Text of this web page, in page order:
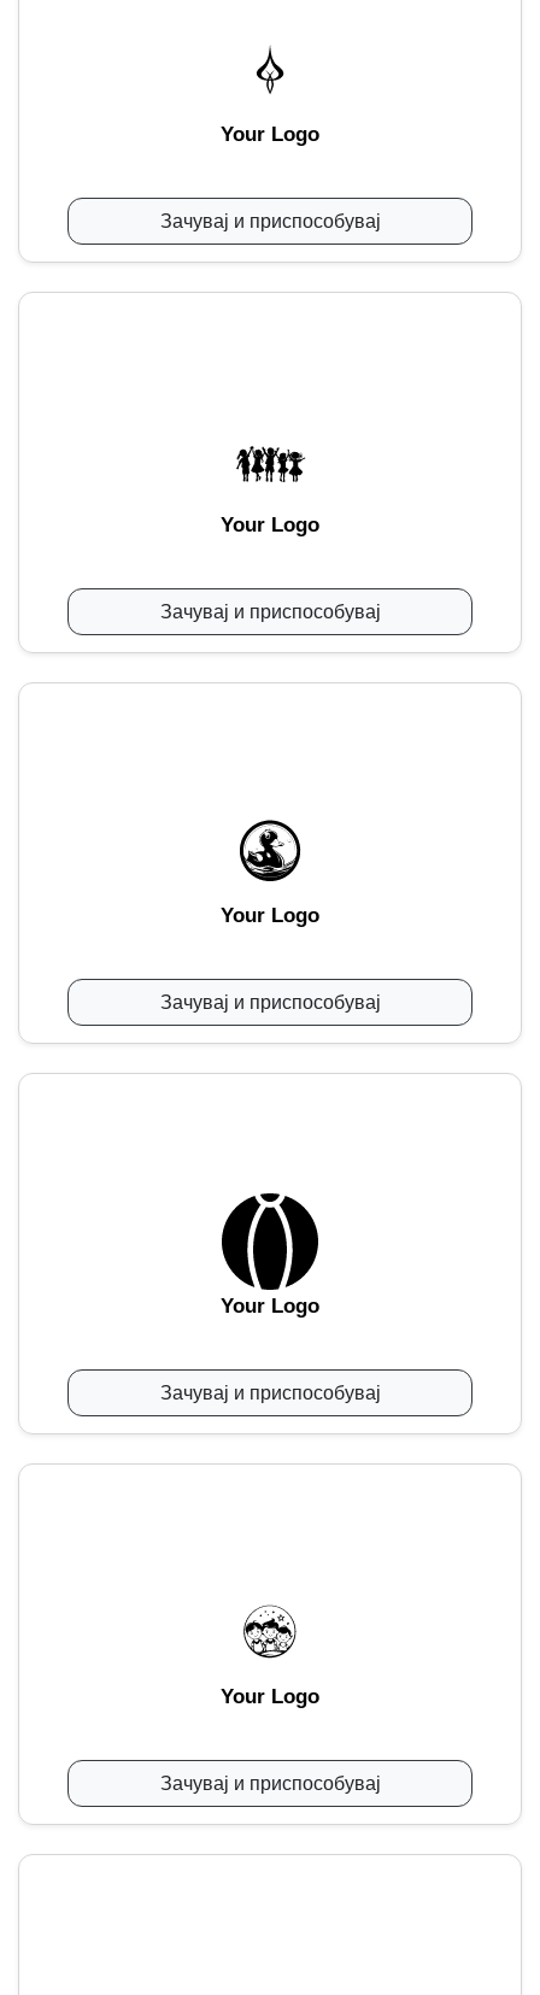
Your Logo
Зачувај и приспособувај
Your Logo
Зачувај и приспособувај
Your Logo
Зачувај и приспособувај
Your Logo
Зачувај и приспособувај
Your Logo
Зачувај и приспособувај